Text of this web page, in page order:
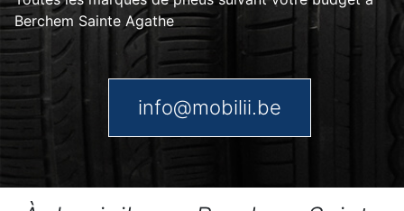
Berchem Sainte Agathe
info@mobilii.be